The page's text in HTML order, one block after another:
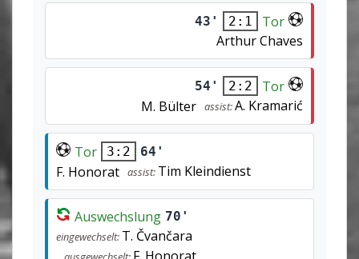
43' 2:1
Tor
Arthur Chaves
54' 2:2
Tor
M. Bülter assist:A. Kramarić
Tor 3:2 64'
F. Honorat assist: Tim Kleindienst
Auswechslung 70'
eingewechselt: T. Čvančara